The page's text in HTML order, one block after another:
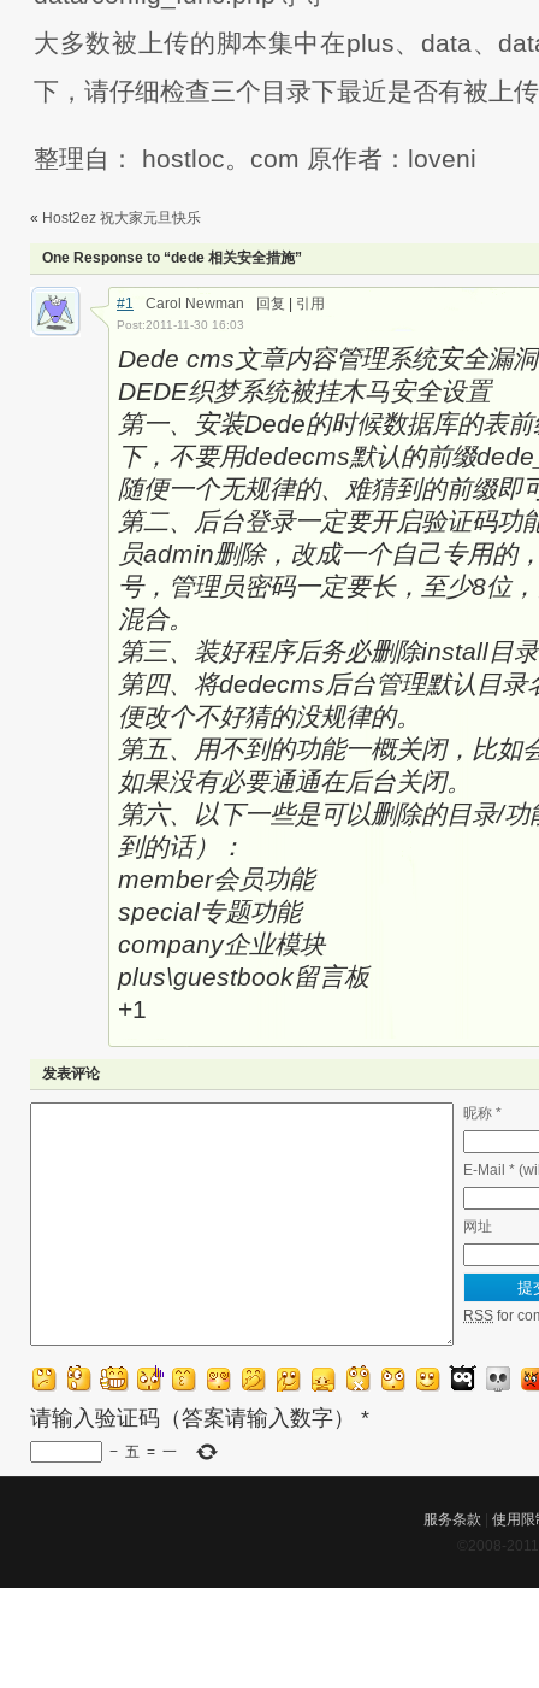
大多数被上传的脚本集中在plus、data、
下，请仔细检查三个目录下最近是否有被上
整理自： hostloc。com 原作者：loveni
« Host2ez 祝大家元旦快乐
One Response to “dede 相关安全措施”
#1 Carol Newman 回复 引用
Post:2011-11-30 16:03
Dede cms文章内容管理系统安全漏
DEDE织梦系统被挂木马安全设置
第一、安装Dede的时候数据库的表
下，不要用dedecms默认的前缀
随便一个无规律的、难猜到的前缀即
第二、后台登录一定要开启验证码功
员admin删除，改成一个自己专用的
号，管理员密码一定要长，至少8位
混合。
第三、装好程序后务必删除install目
第四、将dedecms后台管理默认目录
便改个不好猜的没规律的。
第五、用不到的功能一概关闭，比如
如果没有必要通通在后台关闭。
第六、以下一些是可以删除的目录/
到的话）：
member会员功能
special专题功能
company企业模块
plus\guestbook留言板
+1
发表评论
昵称 *
E-Mail *
网址
RSS for
请输入验证码（答案请输入数字） *
− 五 = 一
服务条款
使用限
©2008-